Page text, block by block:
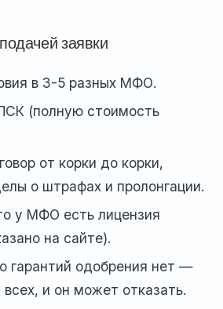
заявки
в 3-5 разных МФО.
(полную стоимость
от корки до корки,
о штрафах и пролонгации.
у МФО есть лицензия
на сайте).
гарантий одобрения нет —
всех, и он может отказать.